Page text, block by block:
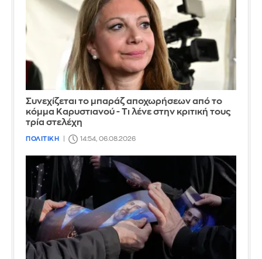
Συνεχίζεται το μπαράζ αποχωρήσεων από το
κόμμα Καρυστιανού - Τι λένε στην κριτική τους
τρία στελέχη
ΠΟΛΙΤΙΚΗ 14:54, 06.08.2026